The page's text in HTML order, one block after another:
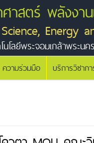
าสตร์ พลังงา
Energy
นโลยีพระจอมเกล้าพระน
ความร่วมมือ บริการวิชาก